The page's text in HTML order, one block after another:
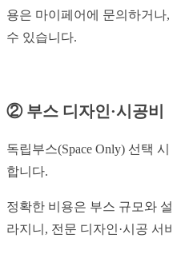
용은 마이페어에 문의하거나
수 있습니다.
② 부스 디자인·시공비
독립부스(Space Only) 선택
합니다.
정확한 비용은 부스 규모와
라지니, 전문 디자인·시공 서